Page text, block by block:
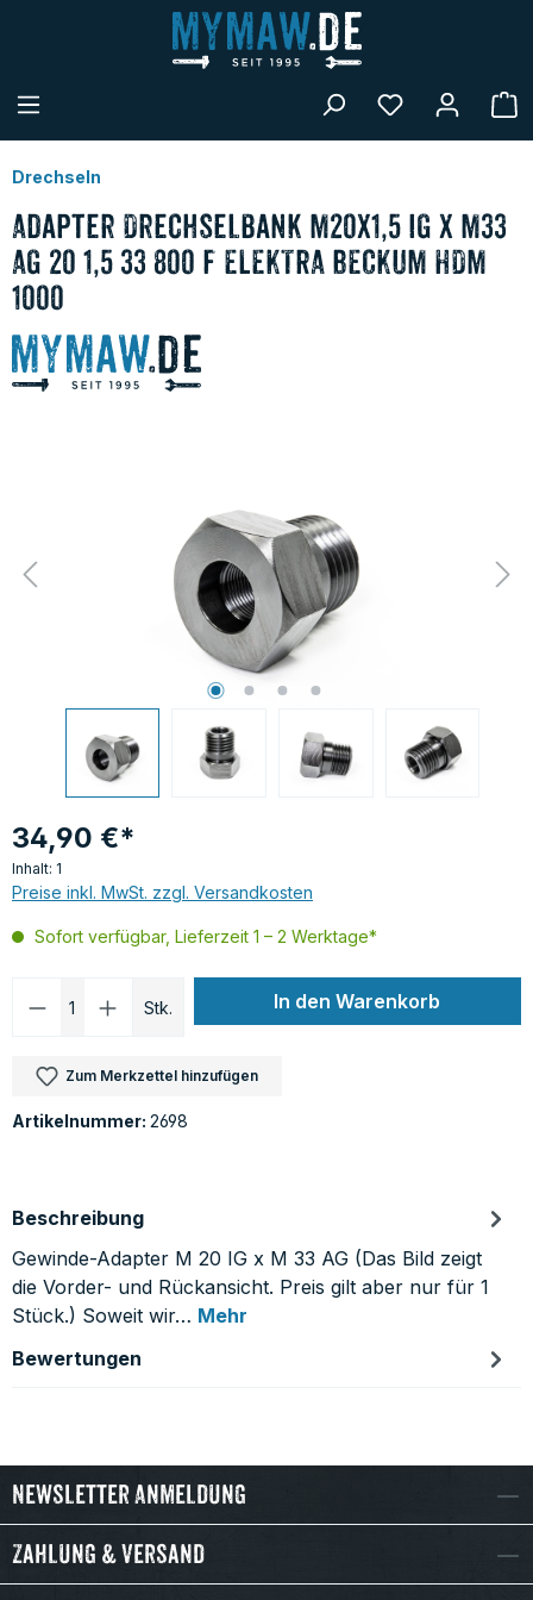
Drechseln
Adapter Drechselbank M20x1,5 IG x M33
AG 20 1,5 33 800 f ELEKTRA BECKUM HDM
1000
34,90 €*
Inhalt: 1
Preise inkl. MwSt. zzgl. Versandkosten
Sofort verfügbar, Lieferzeit 1 – 2 Werktage*
Produkt Anzahl: Gib den gewünschten
Stk. In den Warenkorb
Zum Merkzettel hinzufügen
Artikelnummer: 2698
Beschreibung
Gewinde-Adapter M 20 IG x M 33 AG (Das Bild zeigt
die Vorder- und Rückansicht. Preis gilt aber nur für 1
Stück.) Soweit wir… Mehr
Bewertungen
Newsletter Anmeldung
Zahlung & Versand